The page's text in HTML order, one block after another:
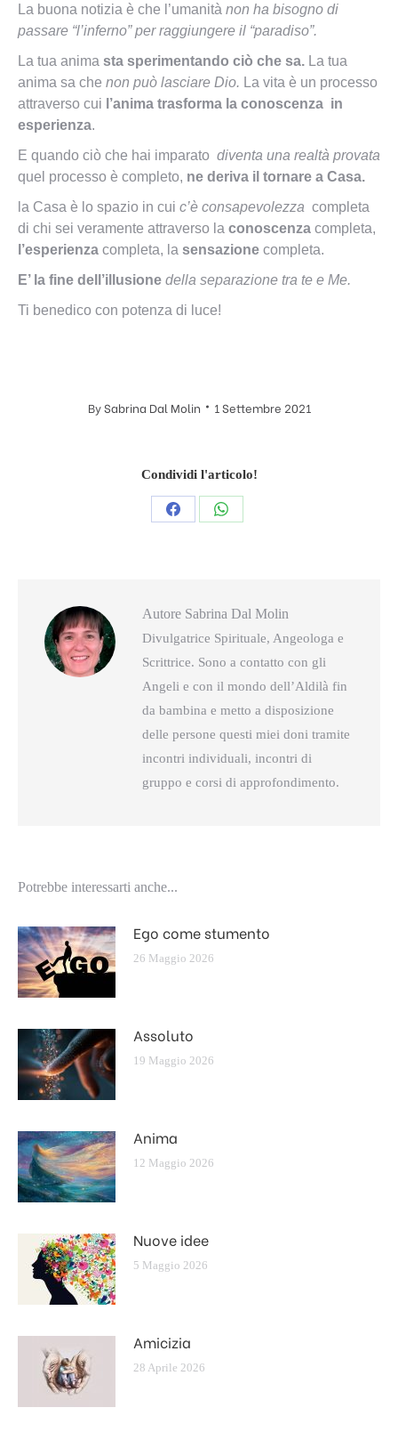
La buona notizia è che l’umanità non ha bisogno di
passare “l’inferno” per raggiungere il “paradiso”.
La tua anima sta sperimentando ciò che sa. La tua
anima sa che non può lasciare Dio. La vita è un processo
attraverso cui l’anima trasforma la conoscenza in
esperienza.
E quando ciò che hai imparato diventa una realtà provata
quel processo è completo, ne deriva il tornare a Casa.
la Casa è lo spazio in cui c’è consapevolezza completa
di chi sei veramente attraverso la conoscenza completa,
l’esperienza completa, la sensazione completa.
E’ la fine dell’illusione della separazione tra te e Me.
Ti benedico con potenza di luce!
BySabrina Dal Molin 1 Settembre 2021
Condividi l'articolo!
CondividiCondividi
Autore Sabrina Dal Molin
Divulgatrice Spirituale, Angeologa e
Scrittrice. Sono a contatto con gli
Angeli e con il mondo dell’Aldilà fin
da bambina e metto a disposizione
delle persone questi miei doni tramite
incontri individuali, incontri di
gruppo e corsi di approfondimento.
Potrebbe interessarti anche...
Ego come stumento
26 Maggio 2026
Assoluto
19 Maggio 2026
Anima
12 Maggio 2026
Nuove idee
5 Maggio 2026
Amicizia
28 Aprile 2026